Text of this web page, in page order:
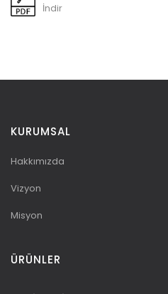
İndir
KURUMSAL
Hakkımızda
Vizyon
Misyon
ÜRÜNLER